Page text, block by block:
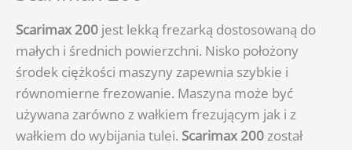
Scarimax 200 jest lekką frezarką dostosowaną do
małych i średnich powierzchni. Nisko położony
środek ciężkości maszyny zapewnia szybkie i
równomierne frezowanie. Maszyna może być
używana zarówno z wałkiem frezującym jak i z
wałkiem do wybijania tulei. Scarimax 200został